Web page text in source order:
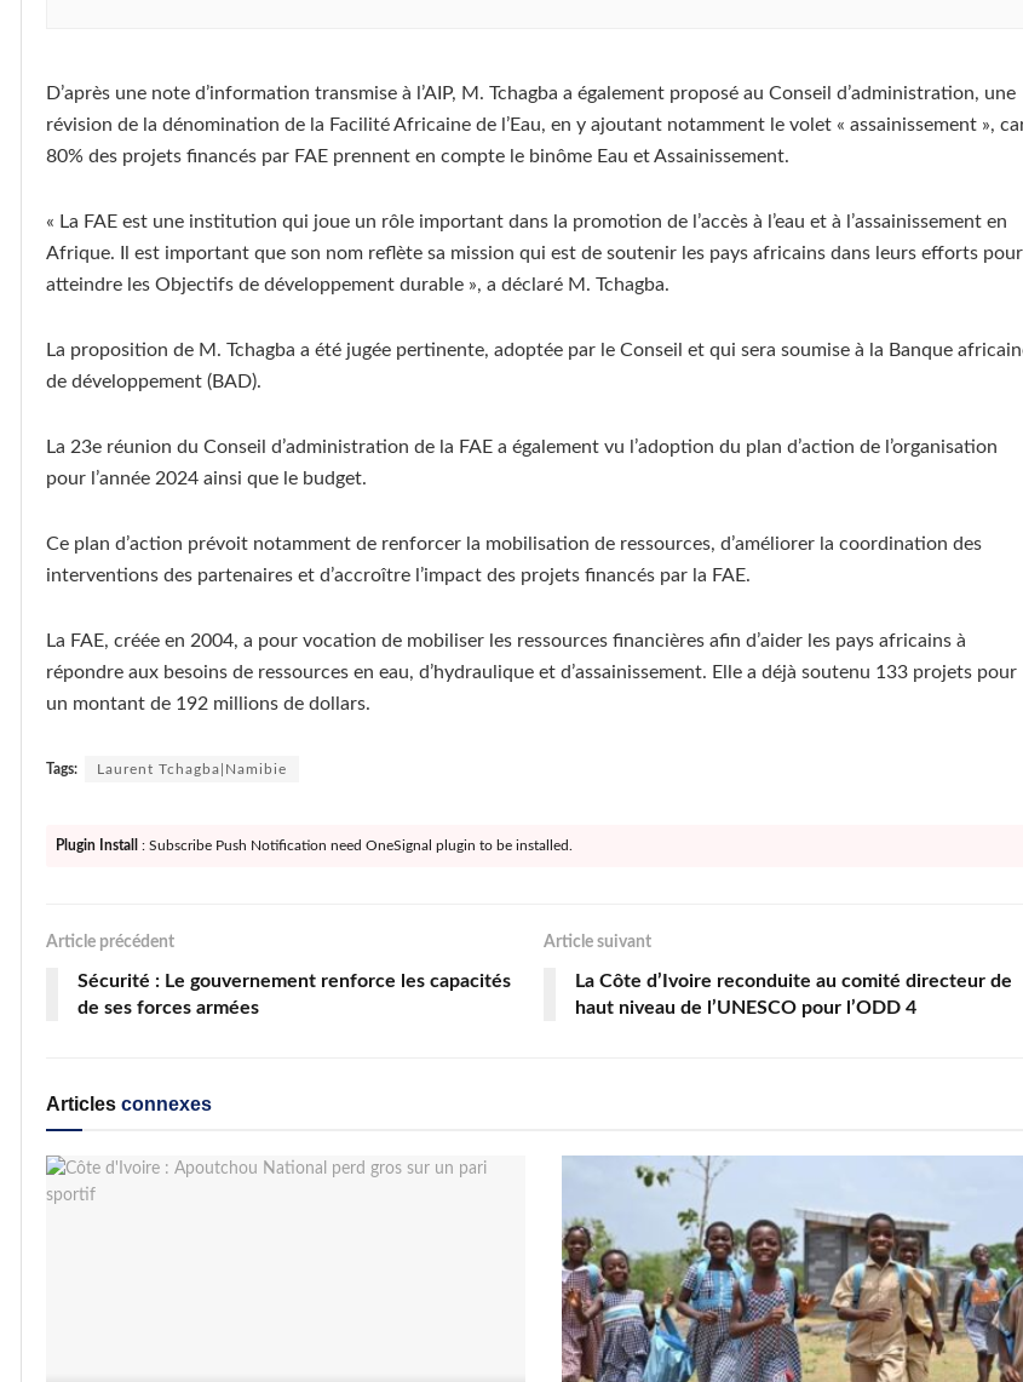
D’après une note d’information transmise à l’AIP, M. Tchagba a également proposé au Conseil d’administration, une
révision de la dénomination de la Facilité Africaine de l’Eau, en y ajoutant notamment le volet « assainissement »,
80% des projets financés par FAE prennent en compte le binôme Eau et Assainissement.
« La FAE est une institution qui joue un rôle important dans la promotion de l’accès à l’eau et à l’assainissement en
Afrique. Il est important que son nom reflète sa mission qui est de soutenir les pays africains dans leurs efforts pour
atteindre les Objectifs de développement durable », a déclaré M. Tchagba.
La proposition de M. Tchagba a été jugée pertinente, adoptée par le Conseil et qui sera soumise à la Banque
de développement (BAD).
La 23e réunion du Conseil d’administration de la FAE a également vu l’adoption du plan d’action de l’organisation
pour l’année 2024 ainsi que le budget.
Ce plan d’action prévoit notamment de renforcer la mobilisation de ressources, d’améliorer la coordination des
interventions des partenaires et d’accroître l’impact des projets financés par la FAE.
La FAE, créée en 2004, a pour vocation de mobiliser les ressources financières afin d’aider les pays africains à
répondre aux besoins de ressources en eau, d’hydraulique et d’assainissement. Elle a déjà soutenu 133 projets pour
un montant de 192 millions de dollars.
Tags: Laurent Tchagba|Namibie
Plugin Install : Subscribe Push Notification need OneSignal plugin to be installed.
Article précédent
Sécurité : Le gouvernement renforce les capacités
de ses forces armées
Article suivant
La Côte d’Ivoire reconduite au comité directeur de
haut niveau de l’UNESCO pour l’ODD 4
Articles connexes